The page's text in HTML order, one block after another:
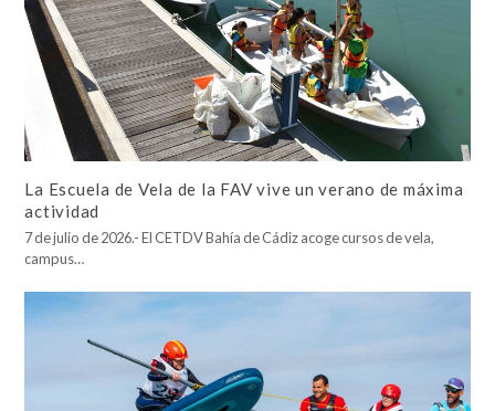
La Escuela de Vela de la FAV vive un verano de máxima
actividad
7 de julio de 2026.- El CETDV Bahía de Cádiz acoge cursos de vela,
campus…